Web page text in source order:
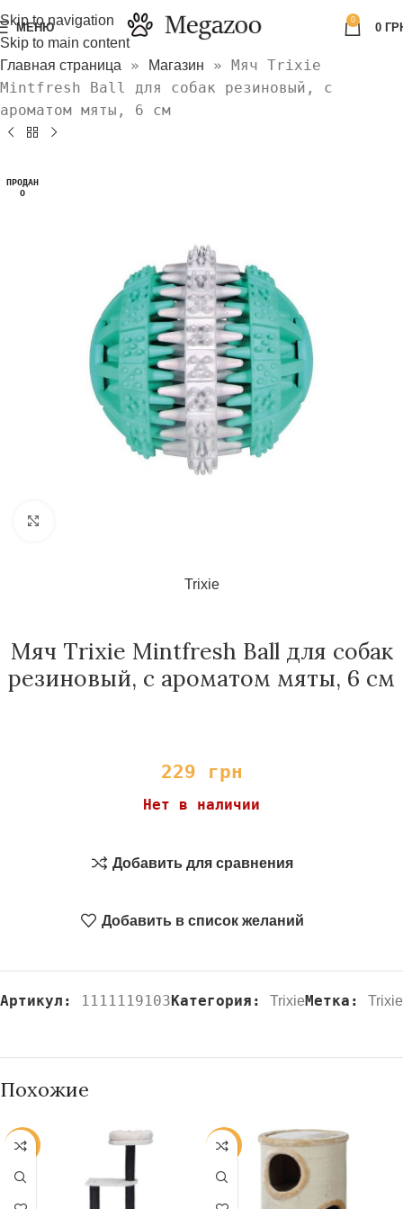
Skip to navigation
Skip to main content
МЕНЮ
0
0
Главная страница » Магазин » Мяч Trixie
Mintfresh Ball для собак резиновый, c
ароматом мяты, 6 см
ПРОДАН
О
Trixie
Мяч Trixie Mintfresh Ball для собак
резиновый, c ароматом мяты, 6 см
229 грн
Нет в наличии
Добавить для сравнения
Добавить в список желаний
Артикул: 1111119103Категория: TrixieМетка: Trixie
Похожие
-20% -20%